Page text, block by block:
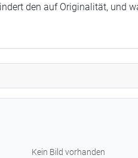
den auf Originalität, und
Kein Bild vorhanden